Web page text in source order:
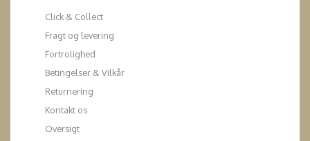
Click & Collect
Fragt og levering
Fortrolighed
Betingelser & Vilkår
Returnering
Kontakt os
Oversigt